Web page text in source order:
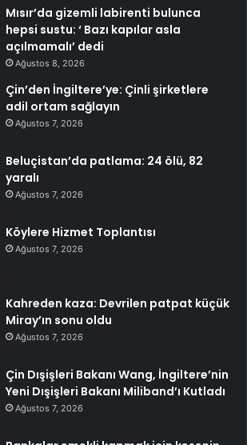
Mısır’da gizemli labirenti bulunca
hepsi sustu: ‘ Bazı kapılar asla
açılmamalı’ dedi
Ağustos 8, 2026
Çin’den İngiltere’ye: Çinli şirketlere
adil ortam sağlayın
Ağustos 7, 2026
Beluçistan’da patlama: 24 ölü, 82
yaralı
Ağustos 7, 2026
Köylere Hizmet Toplantısı
Ağustos 7, 2026
Kahreden kaza: Devrilen patpat küçük
Miray’ın sonu oldu
Ağustos 7, 2026
Çin Dışişleri Bakanı Wang, İngiltere’nin
Yeni Dışişleri Bakanı Miliband’ı Kutladı
Ağustos 7, 2026